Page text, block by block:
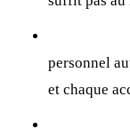
personnel
et chaque